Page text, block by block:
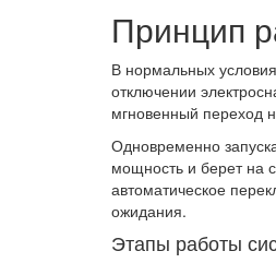
Принцип
В нормальных
отключении
мгновенный переход
Одновременно
мощность и берет на
автоматическое
ожидания.
Этапы работы